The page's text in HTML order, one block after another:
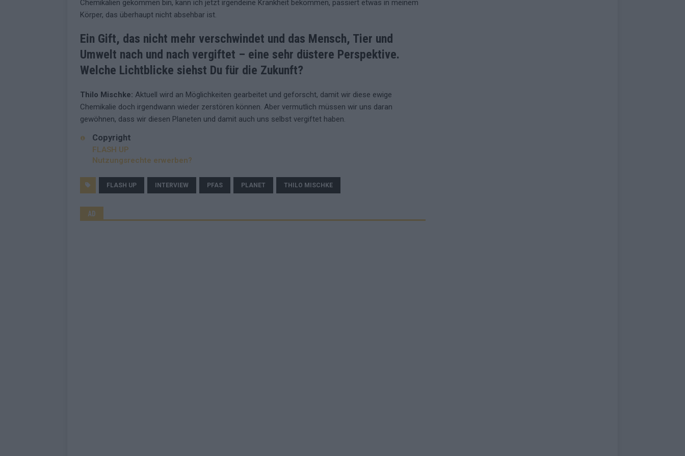
Chemikalien gekommen bin, kann ich jetzt irgendeine Krankheit bekommen, passiert etwas in meinem
Körper, das überhaupt nicht absehbar ist.
Ein Gift, das nicht mehr verschwindet und das Mensch, Tier und
Umwelt nach und nach vergiftet – eine sehr düstere Perspektive.
Welche Lichtblicke siehst Du für die Zukunft?
Thilo Mischke: Aktuell wird an Möglichkeiten gearbeitet und geforscht, damit wir diese ewige
Chemikalie doch irgendwann wieder zerstören können. Aber vermutlich müssen wir uns daran
gewöhnen, dass wir diesen Planeten und damit auch uns selbst vergiftet haben.
Copyright
FLASH UP
Nutzungsrechte erwerben?
FLASH UP INTERVIEW PFAS PLANET THILO MISCHKE
AD